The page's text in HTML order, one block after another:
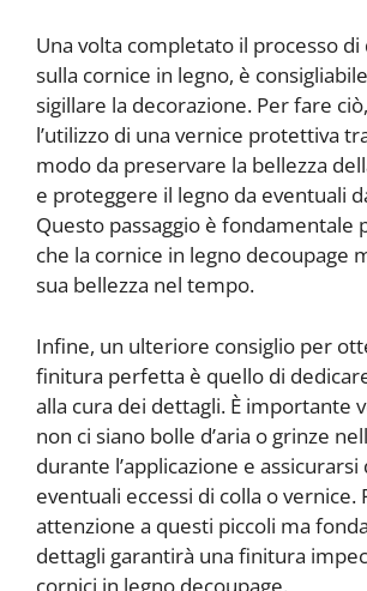
Una volta completato il processo di
sulla cornice in legno, è
sigillare la decorazione. Per fare
l’utilizzo di una vernice protettiva
modo da preservare la bellezza
e proteggere il legno da eventuali
Questo passaggio è fondamentale
che la cornice in legno decoupage
sua bellezza nel tempo.
Infine, un ulteriore consiglio per
finitura perfetta è quello di
alla cura dei dettagli. È importante
non ci siano bolle d’aria o grinze
durante l’applicazione e
eventuali eccessi di colla o vernice.
attenzione a questi piccoli ma
dettagli garantirà una finitura
cornici in legno decoupage.